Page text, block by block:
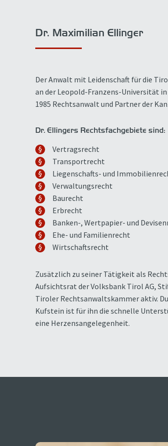
Dr. Maximilian Ellinger
Der Anwalt mit Leidenschaft für die
an der Leopold-Franzens-Universität
1985 Rechtsanwalt und Partner der
Dr. Ellingers Rechtsfachgebiete sind:
Vertragsrecht
Transportrecht
Liegenschafts- und
Verwaltungsrecht
Baurecht
Erbrecht
Banken-, Wertpapier- und
Ehe- und Familienrecht
Wirtschaftsrecht
Zusätzlich zu seiner Tätigkeit als
Aufsichtsrat der Volksbank Tirol AG,
Tiroler Rechtsanwaltskammer aktiv.
Kufstein ist für ihn die schnelle
eine Herzensangelegenheit.